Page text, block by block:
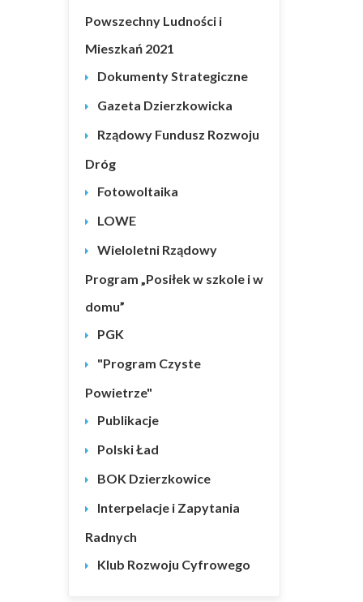
Powszechny Ludności i
Mieszkań 2021
Dokumenty Strategiczne
Gazeta Dzierzkowicka
Rządowy Fundusz Rozwoju
Dróg
Fotowoltaika
LOWE
Wieloletni Rządowy
Program „Posiłek w szkole i w
domu”
PGK
"Program Czyste
Powietrze"
Publikacje
Polski Ład
BOK Dzierzkowice
Interpelacje i Zapytania
Radnych
Klub Rozwoju Cyfrowego